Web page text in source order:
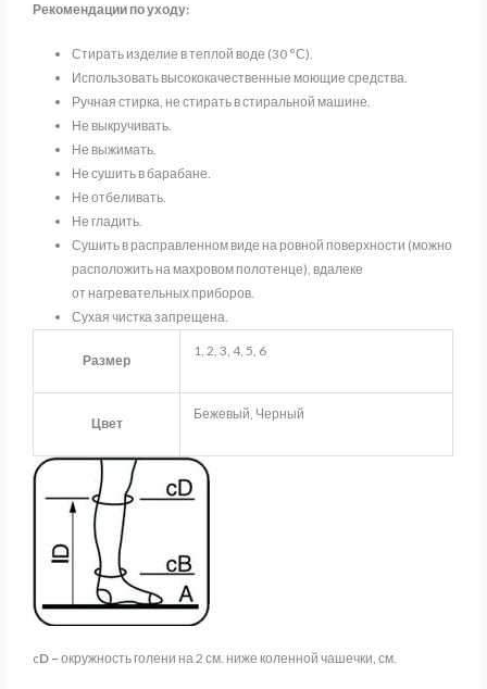
Рекомендации по уходу:
Стирать изделие в теплой воде (30 °С).
Использовать высококачественные моющие средства.
Ручная стирка, не стирать в стиральной машине.
Не выкручивать.
Не выжимать.
Не сушить в барабане.
Не отбеливать.
Не гладить.
Сушить в расправленном виде на ровной поверхности (можно
расположить на махровом полотенце), вдалеке
от нагревательных приборов.
Сухая чистка запрещена.
Размер
1, 2, 3, 4, 5, 6
Цвет
Бежевый, Черный
cD – окружность голени на 2 см. ниже коленной чашечки, см.